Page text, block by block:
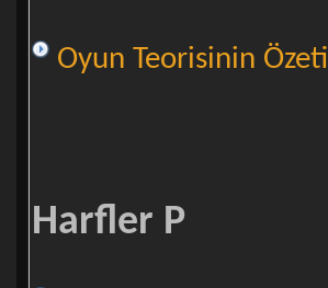
Oyun Teorisinin Özeti
Harfler P